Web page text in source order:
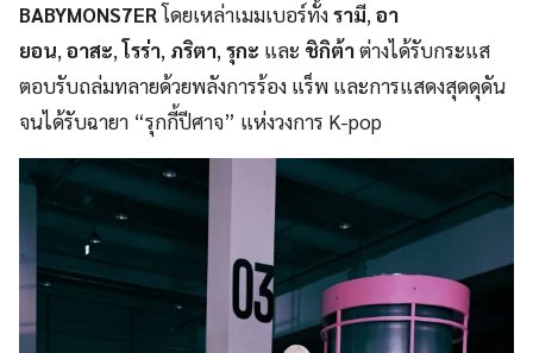
BABYMONS7ERโดยเหล่าเมมเบอร์ทั้งรามี, อา
ยอน, อาสะ,โรร่า, ภริตา, รุกะ และ ชิกิต้าต่างได้รับกระแส
ตอบรับถล่มทลายด้วยพลังการร้อง แร็พ และการแสดงสุดดุดัน
จนได้รับฉายา “รุกกี้ปีศาจ” แห่งวงการ K-pop